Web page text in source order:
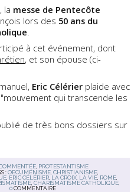
la messe de Pentecôte
lors des 50 ans du
.
à cet événement, dont
, et son épouse (ci-
Eric Célérier plaide avec
qui transcende les
de très bons dossiers sur
, PROTESTANTISME
:OECUMÉNISME ,CHRISTIANISME
ERIC CÉLÉRIER LA CROIX LA VIE ROME
,CHARISMATISME CATHOLIQUE
0 COMMENTAIRE